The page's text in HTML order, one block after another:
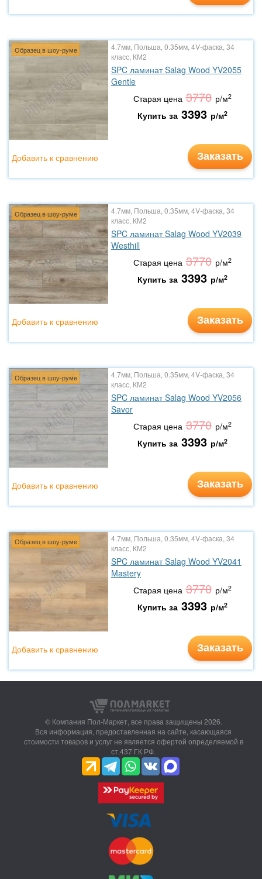
Образец в шоу-руме
4.7мм, Польша, 0.35мм, 4V-фаска, 34
класс, КМ2
SPC ламинат Salag Wood YV2055
Gentle
Старая цена 3770 р/м2
Купить за 3393 р/м2
Заказать
Добавить к сравнению
Образец в шоу-руме
4.7мм, Польша, 0.35мм, 4V-фаска, 34
класс, КМ2
SPC ламинат Salag Wood YV2039
Westhill
Старая цена 3770 р/м2
Купить за 3393 р/м2
Заказать
Добавить к сравнению
Образец в шоу-руме
4.7мм, Польша, 0.35мм, 4V-фаска, 34
класс, КМ2
SPC ламинат Salag Wood YV2056
Savor
Старая цена 3770 р/м2
Купить за 3393 р/м2
Заказать
Добавить к сравнению
Образец в шоу-руме
4.7мм, Польша, 0.35мм, 4V-фаска, 34
класс, КМ2
SPC ламинат Salag Wood YV2041
Mastery
Старая цена 3770 р/м2
Купить за 3393 р/м2
Заказать
Добавить к сравнению
© Компания Пол-Маркет, все права защищены 2026.
Вся информация, предоставленная на сайте, касающаяся
стоимости товаров и услуг не является офертой определяемой в
ст.437 ГК РФ.